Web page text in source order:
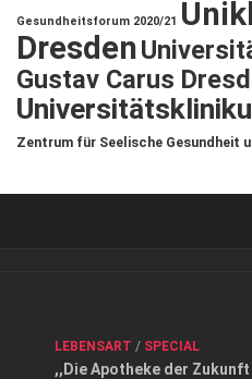
Gesundheitsforum 2020/21
Dresden
Gustav Carus
Zentrum für Seelische Gesundheit
Datenschutzerklärung
LEBENSART / SPECIAL
,,Die Apotheke der